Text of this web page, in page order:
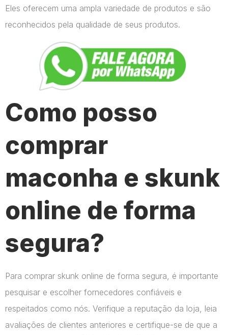
Eles oferecem uma ampla variedade de produtos e são
reconhecidos pela qualidade de seus produtos.
Como posso
comprar
maconha e skunk
online de forma
segura?
Para comprar skunk online de forma segura, é importante
pesquisar e escolher fornecedores confiáveis e
respeitados como nós. Verifique a reputação da loja, leia
avaliações de clientes anteriores e certifique-se de que a